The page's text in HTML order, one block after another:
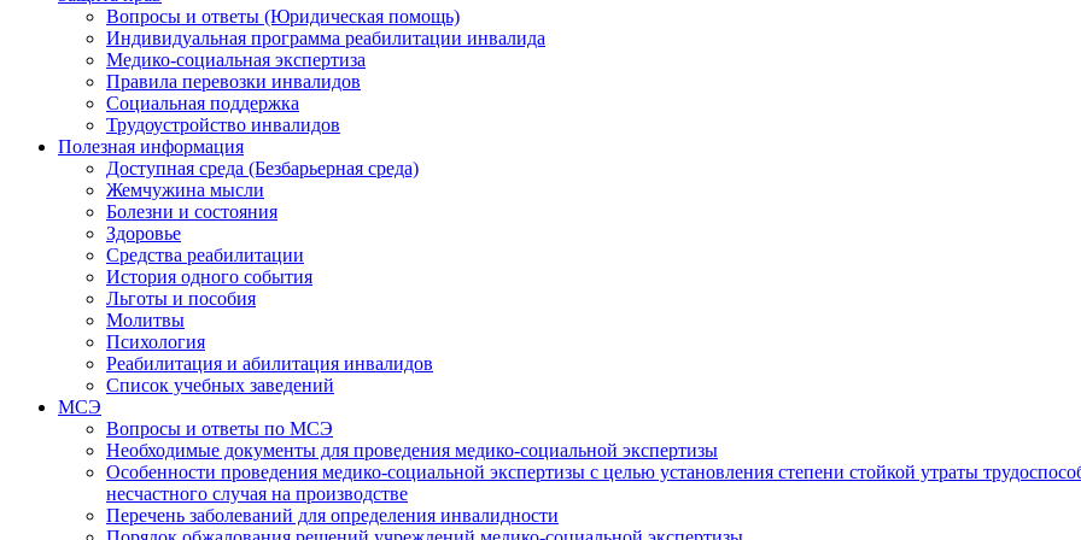
Вопросы и ответы (Юридическая помощь)
Индивидуальная программа реабилитации инвалида
Медико-социальная экспертиза
Правила перевозки инвалидов
Социальная поддержка
Трудоустройство инвалидов
Полезная информация
Доступная среда (Безбарьерная среда)
Жемчужина мысли
Болезни и состояния
Здоровье
Средства реабилитации
История одного события
Льготы и пособия
Молитвы
Психология
Реабилитация и абилитация инвалидов
Список учебных заведений
МСЭ
Вопросы и ответы по МСЭ
Необходимые документы для проведения медико-социальной экспертизы
Особенности проведения медико-социальной экспертизы с целью установления степени стойкой утраты
несчастного случая на производстве
Перечень заболеваний для определения инвалидности